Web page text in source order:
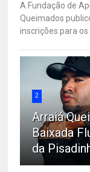
A Fundação de
Queimados
inscrições para
2
Arraiá
Baixada
da